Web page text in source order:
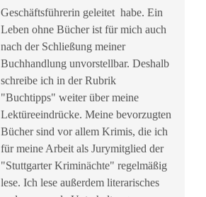
Geschäftsführerin geleitet habe. Ein
Leben ohne Bücher ist für mich auch
nach der Schließung meiner
Buchhandlung unvorstellbar. Deshalb
schreibe ich in der Rubrik
"Buchtipps" weiter über meine
Lektüreeindrücke. Meine bevorzugten
Bücher sind vor allem Krimis, die ich
für meine Arbeit als Jurymitglied der
"Stuttgarter Kriminächte" regelmäßig
lese. Ich lese außerdem literarisches